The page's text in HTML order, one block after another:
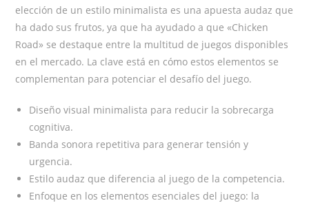
elección de un estilo minimalista es una apuesta audaz que
ha dado sus frutos, ya que ha ayudado a que «Chicken
Road» se destaque entre la multitud de juegos disponibles
en el mercado. La clave está en cómo estos elementos se
complementan para potenciar el desafío del juego.
Diseño visual minimalista para reducir la sobrecarga
cognitiva.
Banda sonora repetitiva para generar tensión y
urgencia.
Estilo audaz que diferencia al juego de la competencia.
Enfoque en los elementos esenciales del juego: la